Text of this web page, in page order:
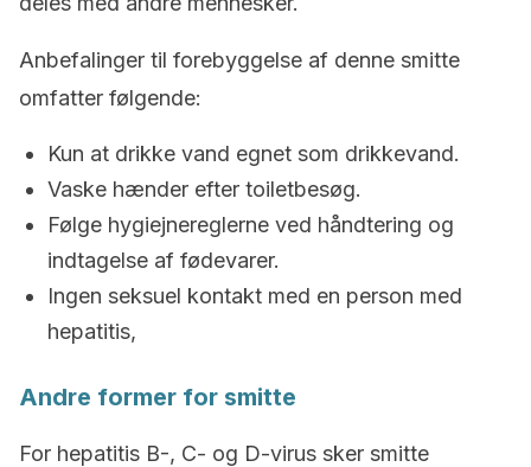
Anbefalinger til forebyggelse af denne smitte
omfatter følgende:
Kun at drikke vand egnet som drikkevand.
Vaske hænder efter toiletbesøg.
Følge hygiejnereglerne ved håndtering og
indtagelse af fødevarer.
Ingen seksuel kontakt med en person med
hepatitis,
Andre former for smitte
For hepatitis B-, C- og D-virus sker smitte